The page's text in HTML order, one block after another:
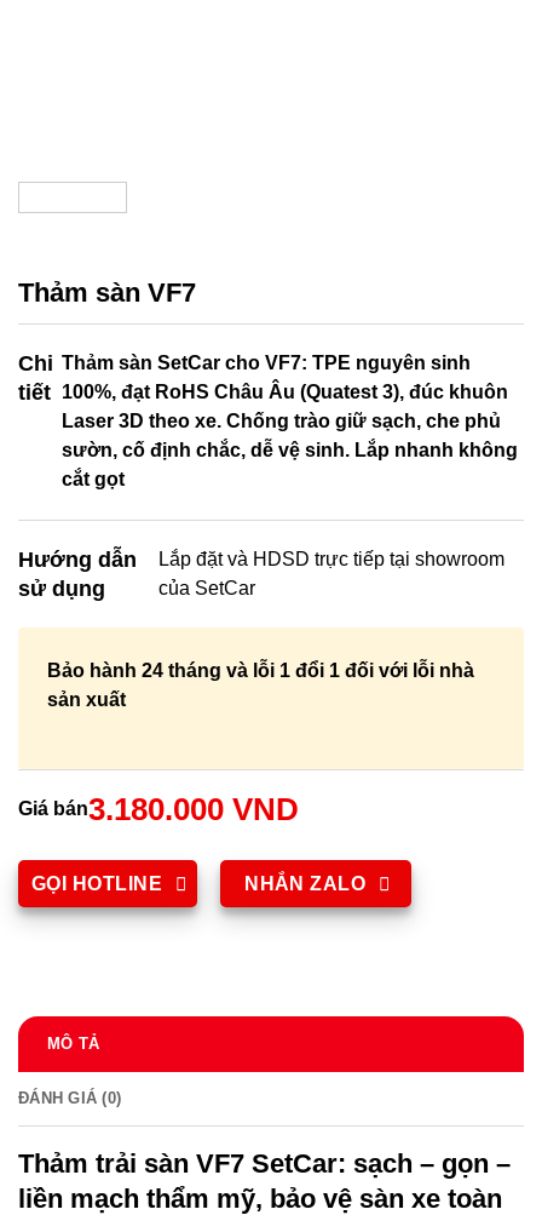
Thảm sàn VF7
Chi
tiết
Thảm sàn SetCar cho VF7: TPE nguyên sinh
100%, đạt RoHS Châu Âu (Quatest 3), đúc khuôn
Laser 3D theo xe. Chống trào giữ sạch, che phủ
sườn, cố định chắc, dễ vệ sinh. Lắp nhanh không
cắt gọt
Hướng dẫn
sử dụng
Lắp đặt và HDSD trực tiếp tại showroom
của SetCar
Bảo hành 24 tháng và lỗi 1 đổi 1 đối với lỗi nhà
sản xuất
Giá bán3.180.000 VND
GỌI HOTLINE NHẮN ZALO
MÔ TẢ
ĐÁNH GIÁ (0)
Thảm trải sàn VF7 SetCar: sạch – gọn –
liền mạch thẩm mỹ, bảo vệ sàn xe toàn